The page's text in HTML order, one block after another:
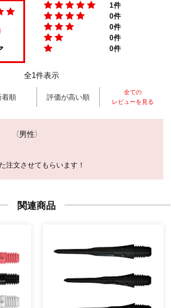
1件
0件
0件
0件
0件
全1件表示
着順 評価が高い順
全ての
レビューを見る
（男性）
注文させてもらいます！
関連商品